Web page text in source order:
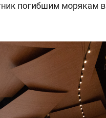
погибшим морякам в